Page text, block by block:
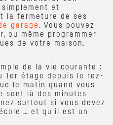
et
la fermeture de ses
garage . Vous pouvez
ou même programmer
de votre maison.
de la vie courante :
1er étage depuis le rez-
le matin quand vous
sont là des minutes
surtout si vous devez
… et qu'il est un